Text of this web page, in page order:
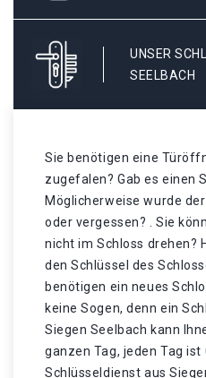
UNSER
SEELBACH
Sie benötigen eine
zugefalen? Gab es einen
Möglicherweise wurde
oder vergessen? . Sie
nicht im Schloss drehen?
den Schlüssel des
benötigen ein neues
keine Sogen, denn ein
Siegen Seelbach kann
ganzen Tag, jeden Tag ist
Schlüsseldienst aus